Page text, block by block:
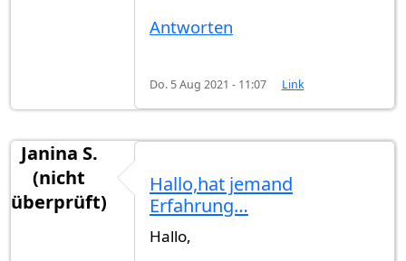
Antworten
Do. 5 Aug 2021 - 11:07 Link
Janina S.
(nicht
überprüft)
Hallo,hat jemand
Erfahrung…
Hallo,